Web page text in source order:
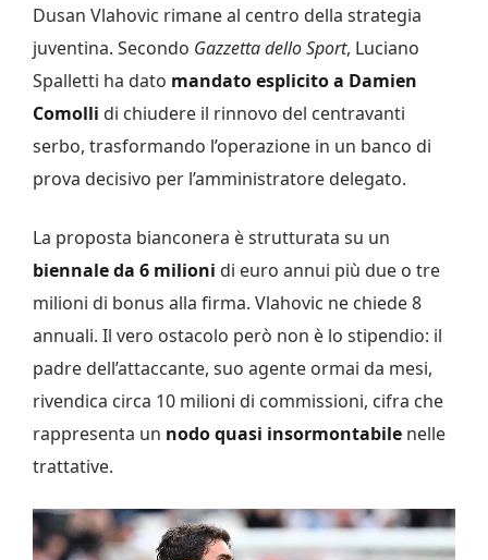
Dusan Vlahovic rimane al centro della strategia
juventina. Secondo Gazzetta dello Sport, Luciano
Spalletti ha dato mandato esplicito a Damien
Comolli di chiudere il rinnovo del centravanti
serbo, trasformando l’operazione in un banco di
prova decisivo per l’amministratore delegato.
La proposta bianconera è strutturata su un
biennale da 6 milioni di euro annui più due o tre
milioni di bonus alla firma. Vlahovic ne chiede 8
annuali. Il vero ostacolo però non è lo stipendio: il
padre dell’attaccante, suo agente ormai da mesi,
rivendica circa 10 milioni di commissioni, cifra che
rappresenta un nodo quasi insormontabile nelle
trattative.